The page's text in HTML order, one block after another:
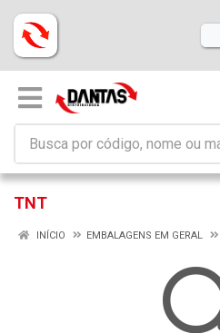
TNT
INÍCIO EMBALAGENS EM GERAL